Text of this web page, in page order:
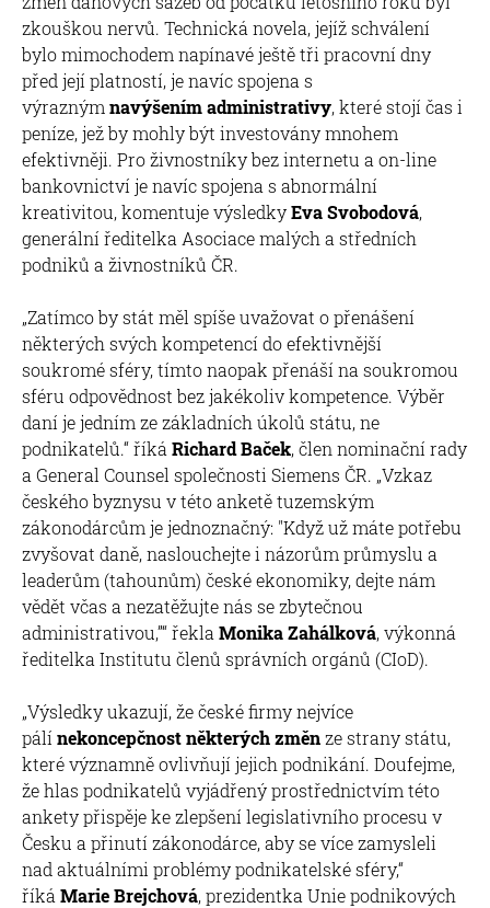
zkouškou nervů. Technická novela, jejíž schválení
bylo mimochodem napínavé ještě tři pracovní dny
před její platností, je navíc spojena s
výrazným navýšením administrativy, které stojí čas i
peníze, jež by mohly být investovány mnohem
efektivněji. Pro živnostníky bez internetu a on-line
bankovnictví je navíc spojena s abnormální
kreativitou, komentuje výsledkyEva Svobodová,
generální ředitelka Asociace malých a středních
podniků a živnostníků ČR.
„Zatímco by stát měl spíše uvažovat o přenášení
některých svých kompetencí do efektivnější
soukromé sféry, tímto naopak přenáší na soukromou
sféru odpovědnost bez jakékoliv kompetence. Výběr
daní je jedním ze základních úkolů státu, ne
podnikatelů.“ říká Richard Baček, člen nominační rady
a General Counsel společnosti Siemens ČR. „Vzkaz
českého byznysu v této anketě tuzemským
zákonodárcům je jednoznačný: "Když už máte potřebu
zvyšovat daně, naslouchejte i názorům průmyslu a
leaderům (tahounům) české ekonomiky, dejte nám
vědět včas a nezatěžujte nás se zbytečnou
administrativou,”“ řekla Monika Zahálková, výkonná
ředitelka Institutu členů správních orgánů (CIoD).
„Výsledky ukazují, že české firmy nejvíce
pálí nekoncepčnost některých změnze strany státu,
které významně ovlivňují jejich podnikání. Doufejme,
že hlas podnikatelů vyjádřený prostřednictvím této
ankety přispěje ke zlepšení legislativního procesu v
Česku a přinutí zákonodárce, aby se více zamysleli
nad aktuálními problémy podnikatelské sféry,“
říká Marie Brejchová, prezidentka Unie podnikových